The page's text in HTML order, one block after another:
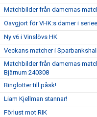
Matchbilder från damernas
Oavgjort för VHK:s damer i
Ny v6 i Vinslövs HK
Veckans matcher i
Matchbilder från damernas
Bjärnum 240308
Binglotter till påsk!
Liam Kjellman stannar!
Förlust mot RIK